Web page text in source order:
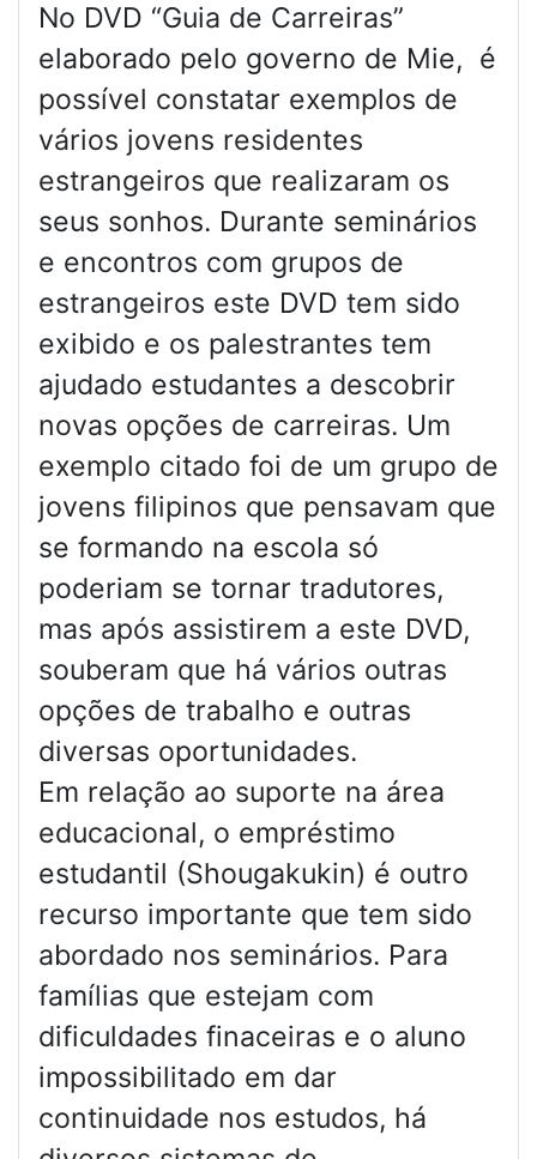
No DVD “Guia de Carreiras”
elaborado pelo governo de Mie, é
possível constatar exemplos de
vários jovens residentes
estrangeiros que realizaram os
seus sonhos. Durante seminários
e encontros com grupos de
estrangeiros este DVD tem sido
exibido e os palestrantes tem
ajudado estudantes a descobrir
novas opções de carreiras. Um
exemplo citado foi de um grupo de
jovens filipinos que pensavam que
se formando na escola só
poderiam se tornar tradutores,
mas após assistirem a este DVD,
souberam que há vários outras
opções de trabalho e outras
diversas oportunidades.
Em relação ao suporte na área
educacional, o empréstimo
estudantil (Shougakukin) é outro
recurso importante que tem sido
abordado nos seminários. Para
famílias que estejam com
dificuldades finaceiras e o aluno
impossibilitado em dar
continuidade nos estudos, há